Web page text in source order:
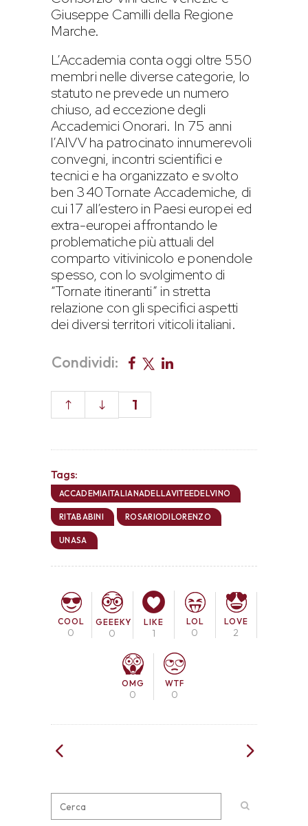
Giuseppe Camilli della Regione
Marche.
L’Accademia conta oggi oltre 550
membri nelle diverse categorie, lo
statuto ne prevede un numero
chiuso, ad eccezione degli
Accademici Onorari. In 75 anni
l’AIVV ha patrocinato innumerevoli
convegni, incontri scientifici e
tecnici e ha organizzato e svolto
ben 340 Tornate Accademiche, di
cui 17 all’estero in Paesi europei ed
extra-europei affrontando le
problematiche più attuali del
comparto vitivinicolo e ponendole
spesso, con lo svolgimento di
“Tornate itineranti” in stretta
relazione con gli specifici aspetti
dei diversi territori viticoli italiani.
Condividi:
1
Tags:
ACCADEMIAITALIANADELLAVITEEDELVINO
RITABABINI ROSARIODILORENZO
UNASA
COOL
0
GEEEKY
0
LIKE
1
LOL
0
LOVE
2
OMG
0
WTF
0